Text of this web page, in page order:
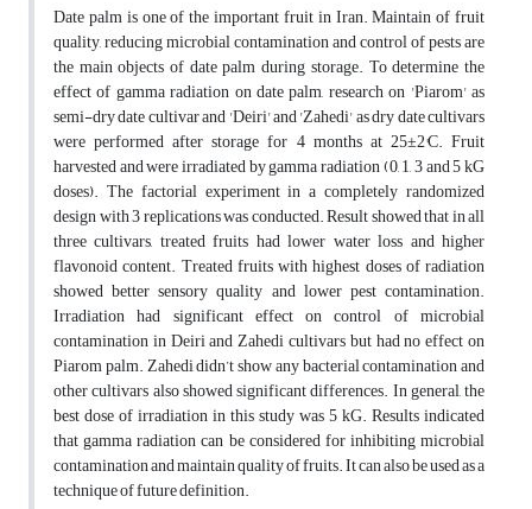
Date palm is one of the important fruit in Iran. Maintain of fruit
quality, reducing microbial contamination and control of pests are
the main objects of date palm during storage. To determine the
effect of gamma radiation on date palm, research on 'Piarom' as
semi-dry date cultivar and 'Deiri' and 'Zahedi' as dry date cultivars
were performed after storage for 4 months at 25±2°C. Fruit
harvested and were irradiated by gamma radiation (0, 1, 3 and 5 kG
doses). The factorial experiment in a completely randomized
design with 3 replications was conducted. Result showed that in all
three cultivars, treated fruits had lower water loss and higher
flavonoid content. Treated fruits with highest doses of radiation
showed better sensory quality and lower pest contamination.
Irradiation had significant effect on control of microbial
contamination in Deiri and Zahedi cultivars but had no effect on
Piarom palm. Zahedi didn’t show any bacterial contamination and
other cultivars also showed significant differences. In general, the
best dose of irradiation in this study was 5 kG. Results indicated
that gamma radiation can be considered for inhibiting microbial
contamination and maintain quality of fruits. It can also be used as a
technique of future definition.